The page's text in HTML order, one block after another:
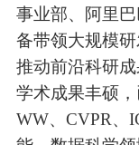
事业部、阿里
备带领大规模
推动前沿科研成
学术成果丰硕
WW、CVPR、